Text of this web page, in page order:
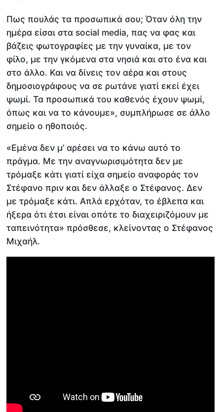
Πως πουλάς τα προσωπικά σου; Όταν όλη την
ημέρα είσαι στα social media, πας να φας και
βάζεις φωτογραφίες με την γυναίκα, με τον
φίλο, με την γκόμενα στα νησιά και στο ένα και
στο άλλο. Και να δίνεις τον αέρα και στους
δημοσιογράφους να σε ρωτάνε γιατί εκεί έχει
ψωμί. Τα προσωπικά του καθενός έχουν ψωμί,
όπως και να το κάνουμε», συμπλήρωσε σε άλλο
σημείο ο ηθοποιός.
«Εμένα δεν μ’ αρέσει να το κάνω αυτό το
πράγμα. Με την αναγνωρισιμότητα δεν με
τρόμαξε κάτι γιατί είχα σημείο αναφοράς τον
Στέφανο πριν και δεν άλλαξε ο Στέφανος. Δεν
με τρόμαξε κάτι. Απλά ερχόταν, το έβλεπα και
ήξερα ότι έτσι είναι οπότε το διαχειριζόμουν με
ταπεινότητα» πρόσθεσε, κλείνοντας ο Στέφανος
Μιχαήλ.